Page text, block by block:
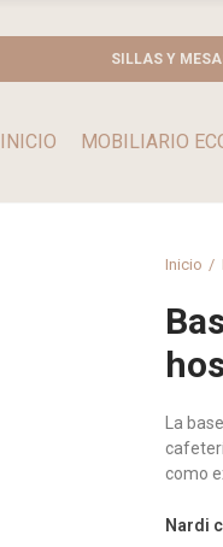
SILLAS Y
INICIO MOBILIARIO
Inicio
La
como
Nardi